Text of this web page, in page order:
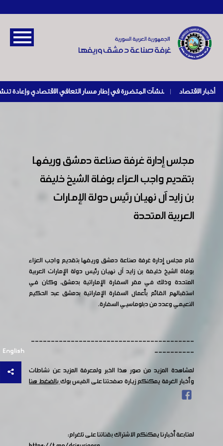
أخبار الاقتصاد |
English
مجلس إدارة غرفة صناعة دمشق وريفها
بتقديم واجب العزاء بوفاة الشيخ خليفة
بن زايد آل نهيان رئيس دولة الإمارات
العربية المتحدة
قام مجلس إدارة غرفة صناعة دمشق وريفها بتقديم واجب العزاء
بوفاة الشيخ خليفة بن زايد آل نهيان رئيس دولة الإمارات العربية
المتحدة وذلك في مقر السفارة الإماراتية بدمشق، وكان في
استقبالهم القائم بأعمال السفارة الإماراتية بدمشق عبد الحكيم
النعيمي وعدد من دبلوماسيي السفارة.
-----------------------------------------
----------
لمشاهدة المزيد من صور هذا الخبر ولمعرفة المزيد عن نشاطات
وأخبار الغرفة يمكنكم زيارة صفحتنا على الفيس بوكبالضغط هنا
لمتابعة أخبارنا يمكنكم الاشتراك بقناتنا على تلغرام: